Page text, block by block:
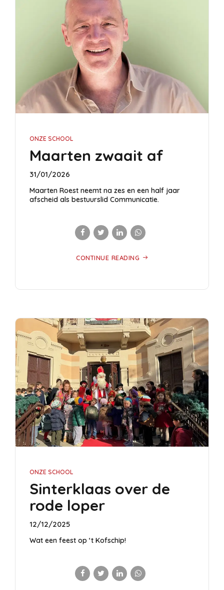
ONZE SCHOOL
Maarten zwaait af
31/01/2026
Maarten Roest neemt na zes en een half jaar
afscheid als bestuurslid Communicatie.
CONTINUE READING
ONZE SCHOOL
Sinterklaas over de
rode loper
12/12/2025
Wat een feest op ‘t Kofschip!